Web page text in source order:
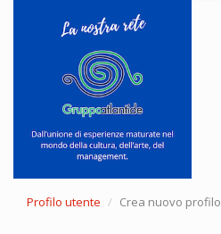
Profilo utente Crea nuovo profilo